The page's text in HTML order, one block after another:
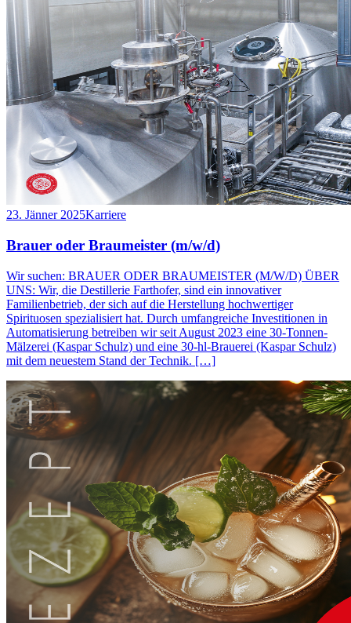
23. Jänner 2025Karriere
Brauer oder Braumeister (m/w/d)
Wir suchen: BRAUER ODER BRAUMEISTER (M/W/D) ÜBER
UNS: Wir, die Destillerie Farthofer, sind ein innovativer
Familienbetrieb, der sich auf die Herstellung hochwertiger
Spirituosen spezialisiert hat. Durch umfangreiche Investitionen in
Automatisierung betreiben wir seit August 2023 eine 30-Tonnen-
Mälzerei (Kaspar Schulz) und eine 30-hl-Brauerei (Kaspar Schulz)
mit dem neuestem Stand der Technik. […]